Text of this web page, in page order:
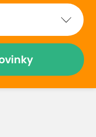
(11)
s dlhoročnými